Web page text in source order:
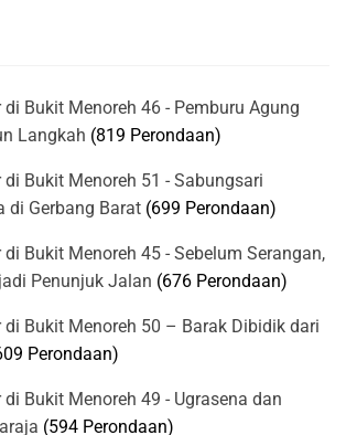
di Bukit Menoreh 46 - Pemburu Agung
Langkah (819 Perondaan)
di Bukit Menoreh 51 - Sabungsari
di Gerbang Barat (699 Perondaan)
di Bukit Menoreh 45 - Sebelum Serangan,
Penunjuk Jalan (676 Perondaan)
di Bukit Menoreh 50 – Barak Dibidik dari
Perondaan)
di Bukit Menoreh 49 - Ugrasena dan
(594 Perondaan)